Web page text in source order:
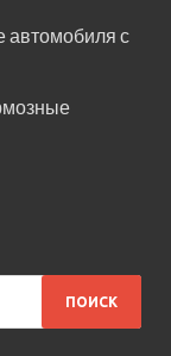
автомобиля с